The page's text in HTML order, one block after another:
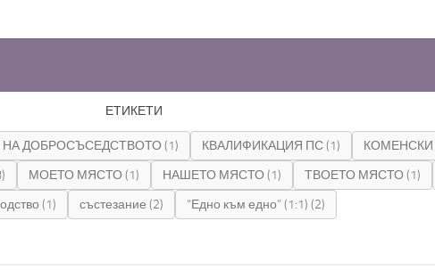
ЕТИКЕТИ
НА ДОБРОСЪСЕДСТВОТО (1) КВАЛИФИКАЦИЯ ПС(1) КОМЕНСКИ
МОЕТО МЯСТО (1) НАШЕТО МЯСТО (1) ТВОЕТО МЯСТО (1)
(1) състезание (2) “Едно към едно” (1:1) (2)